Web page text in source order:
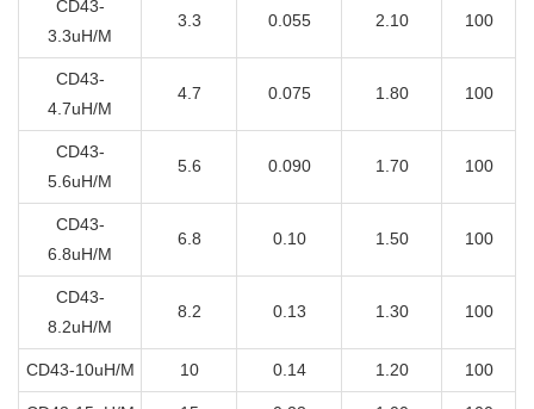
CD43-
3.3uH/M
3.3 0.055 2.10 100
CD43-
4.7uH/M
4.7 0.075 1.80 100
CD43-
5.6uH/M
5.6 0.090 1.70 100
CD43-
6.8uH/M
6.8 0.10 1.50 100
CD43-
8.2uH/M
8.2 0.13 1.30 100
CD43-10uH/M 10 0.14 1.20 100